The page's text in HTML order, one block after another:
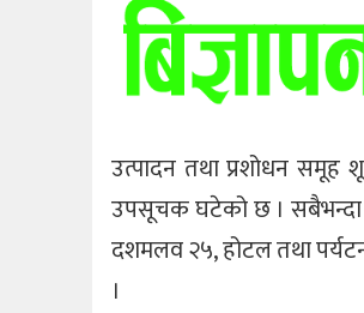
उत्पादन तथा प्रशोधन
उपसूचक घटेको छ । सबैभन्दा
दशमलव २५, होटल तथा
।